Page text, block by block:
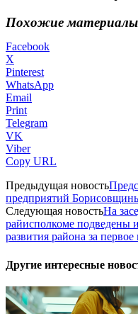
Похожие материалы
Facebook
X
Pinterest
WhatsApp
Email
Print
Telegram
VK
Viber
Copy URL
Предыдущая новость
предприятий
Следующая новостьНа
райисполкоме подведены
развития района за
Другие интересные